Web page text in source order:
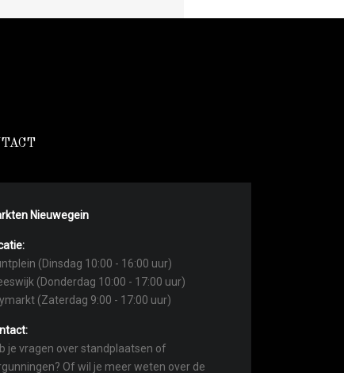
Nieuwegein
(Dinsdag 10:00 - 16:00 uur)
(Donderdag 10:00 - 17:00 uur)
(Zaterdag 9:00 - 17:00 uur)
je vragen over standplaatsen of
Of wil je meer weten over de